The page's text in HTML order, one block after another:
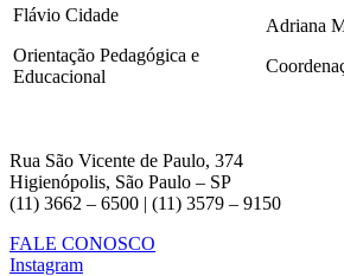
Flávio Cidade
Orientação Pedagógica e
Educacional
Adriana
Rua São Vicente de Paulo, 374
Higienópolis, São Paulo – SP
(11) 3662 – 6500 | (11) 3579 – 9150
FALE CONOSCO
Instagram